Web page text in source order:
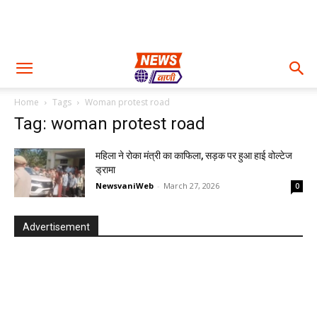
Home Tags Woman protest road
Tag: woman protest road
महिला ने रोका मंत्री का काफिला, सड़क पर हुआ हाई वोल्टेज
ड्रामा
NewsvaniWeb - March 27, 2026 0
Advertisement